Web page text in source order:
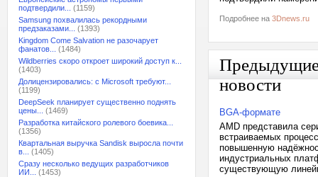
подтвердили...
(1159)
Samsung похвалилась рекордными
предзаказами...
(1393)
Kingdom Come Salvation не разочарует
фанатов...
(1484)
Wildberries скоро откроет широкий доступ к...
(1403)
Долицензировались: с Microsoft требуют...
(1199)
DeepSeek планирует существенно поднять
цены...
(1469)
Разработка китайского ролевого боевика...
(1356)
Квартальная выручка Sandisk выросла почти
в...
(1405)
Сразу несколько ведущих разработчиков
ИИ...
(1453)
Подробнее на 3Dnews.ru
новости
BGA-формате
AMD представила
встраиваемых
повышенную
индустриальных
существующую